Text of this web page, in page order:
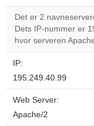
Det er 2
Dets IP-nummer er
hvor serveren
IP:
195.249.40.99
Web Server:
Apache/2